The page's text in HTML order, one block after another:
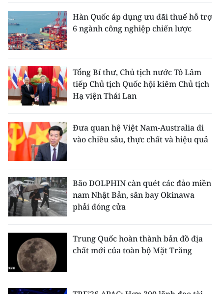
Hàn Quốc áp dụng ưu đãi thuế hỗ trợ
6 ngành công nghiệp chiến lược
Tổng Bí thư, Chủ tịch nước Tô Lâm
tiếp Chủ tịch Quốc hội kiêm Chủ tịch
Hạ viện Thái Lan
Đưa quan hệ Việt Nam-Australia đi
vào chiều sâu, thực chất và hiệu quả
Bão DOLPHIN càn quét các đảo miền
nam Nhật Bản, sân bay Okinawa
phải đóng cửa
Trung Quốc hoàn thành bản đồ địa
chất mới của toàn bộ Mặt Trăng